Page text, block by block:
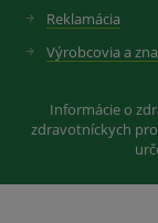
Reklamácia
Výrobcovia a
Informácie o
zdravotníckych